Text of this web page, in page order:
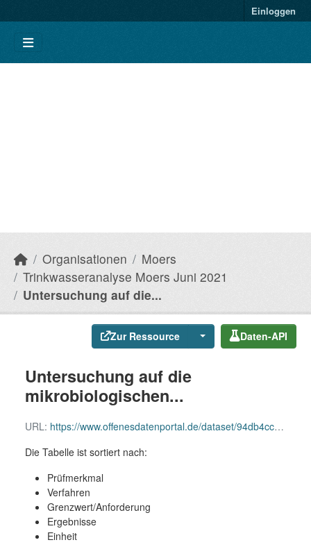
Einloggen
Organisationen
Moers
Trinkwasseranalyse Moers Juni 2021
Untersuchung auf die...
Zur Ressource Daten-API
Untersuchung auf die
mikrobiologischen...
URL: https://www.offenesdatenportal.de/dataset/94db4cc8-9b00-43d5-b234-1ba4d715aa64/resource/a4c1e1b3-eb93-456e-a017-4a8760bc2394/download/juni21untersuchung-auf-die-mikrobiologischen-parameter-der-gruppe-a-nach-anlage-4.csv
Die Tabelle ist sortiert nach:
Prüfmerkmal
Verfahren
Grenzwert/Anforderung
Ergebnisse
Einheit